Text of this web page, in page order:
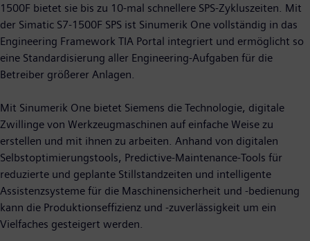
1500F bietet sie bis zu 10-mal schnellere SPS-Zykluszeiten. Mit
der Simatic S7-1500F SPS ist Sinumerik One vollständig in das
Engineering Framework TIA Portal integriert und ermöglicht so
eine Standardisierung aller Engineering-Aufgaben für die
Betreiber größerer Anlagen.
Mit Sinumerik One bietet Siemens die Technologie, digitale
Zwillinge von Werkzeugmaschinen auf einfache Weise zu
erstellen und mit ihnen zu arbeiten. Anhand von digitalen
Selbstoptimierungstools, Predictive-Maintenance-Tools für
reduzierte und geplante Stillstandzeiten und intelligente
Assistenzsysteme für die Maschinensicherheit und -bedienung
kann die Produktionseffizienz und -zuverlässigkeit um ein
Vielfaches gesteigert werden.